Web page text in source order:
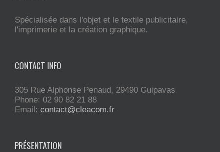
Spécialisée dans l'objet et le textile publicitaire,
l'imprimerie et la création graphique.
CONTACT INFO
305 Rue Alphonse Penaud, 29490 Guipavas
Phone: 02 90 82 21 88
Email: contact@cleacom.fr
PRÉSENTATION